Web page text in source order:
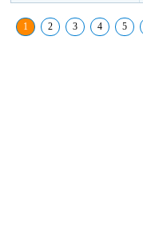
1 2 3 4 5